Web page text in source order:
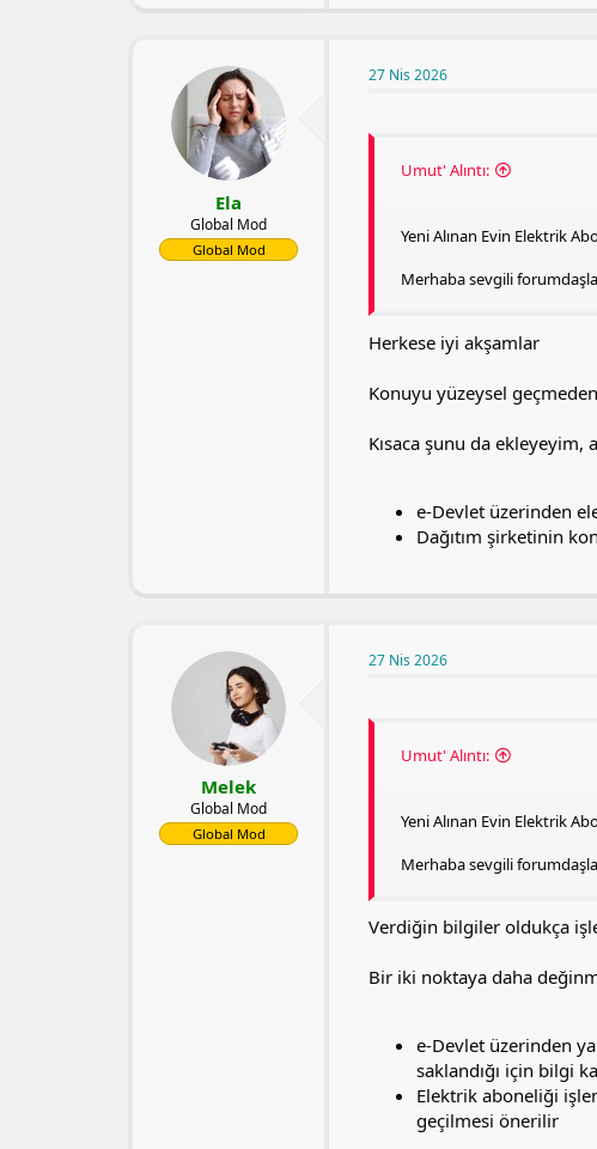
Ela
Global Mod
Global Mod
27 Nis 2026
Umut' Alıntı:
Yeni Alınan Evin Elektrik
Merhaba sevgili
Herkese iyi akşamlar
Konuyu yüzeysel
Kısaca şunu da
e-Devlet üzerinden
Dağıtım şirketinin
Melek
Global Mod
Global Mod
27 Nis 2026
Umut' Alıntı:
Yeni Alınan Evin Elektrik
Merhaba sevgili
Verdiğin bilgiler oldukça
Bir iki noktaya daha
e-Devlet üzerinden
saklandığı için bilgi
Elektrik aboneliği
geçilmesi önerilir